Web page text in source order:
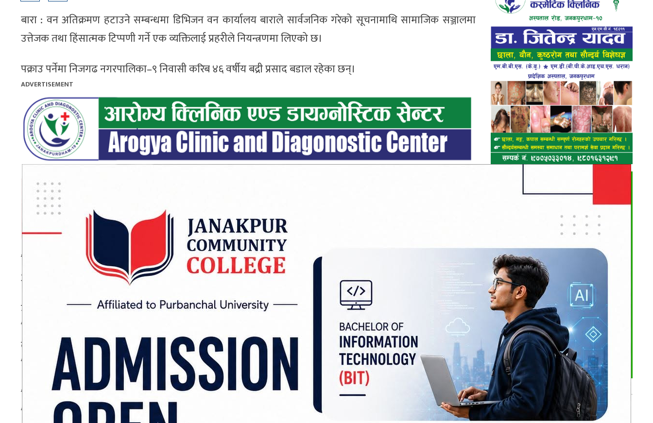
बारा : वन अतिक्रमण हटाउने सम्बन्धमा डिभिजन वन कार्यालय बाराले सार्वजनिक गरेको सूचनामाथि सामाजिक सञ्जालमा
उत्तेजक तथा हिंसात्मक टिप्पणी गर्ने एक व्यक्तिलाई प्रहरीले नियन्त्रणमा लिएको छ।
पक्राउ पर्नेमा निजगढ नगरपालिका–९ निवासी करिब ४६ वर्षीय बद्री प्रसाद बडाल रहेका छन्।
ADVERTISEMENT
डिभिजन वन कार्यालय बाराले केही दिनअघि निजगढ नगरपालिका–२ स्थित बनदेवी सामुदायिक वन क्षेत्रभित्र रहेको
अतिक्रमित जग्गा खाली गर्न सात दिने सूचना आफ्नो आधिकारिक फेसबुक पेजमार्फत सार्वजनिक गरेको थियो।
उक्त सूचनामा प्रतिक्रिया जनाउँदै बडालले ‘जसले गरिब जनता उठाउन आउँछ, त्यहाँका जनता एक भएर त्यसको घाँटी
छिनाउनुपर्छ’ भन्ने आशयको टिप्पणी गरेका थिए। वन कार्यालयले उक्त अभिव्यक्तिलाई सरकारी कर्मचारी तथा सुरक्षाकर्मीलाई
लक्षित गर्दै हिंसा भड्काउने र सार्वजनिक शान्ति–सुरक्षामा असर पार्ने प्रकृतिको भन्दै इलाका प्रहरी कार्यालय सिमरामा निवेदन
दिएको थियो।
निवेदन प्राप्त भएपछि प्रहरीले अनुसन्धान अगाडि बढाउँदै बडाललाई जीतपुरसिमरा उपमहानगरपालिका–३ को बजनी क्षेत्रबाट
नियन्त्रणमा लिएको जनाएको छ।
भर्खरै